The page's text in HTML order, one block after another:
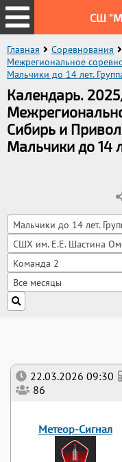
СШ
Главная Соревнования
Межрегиональное
Мальчики до 14 лет.
Календарь.
Сибирь и
Мальчики до 14
Мальчики до 14 лет.
СШХ им. Е.Е. Шастина
Команда 2
Все месяцы
22.03.2026 09:30
86
Метеор-Сигнал